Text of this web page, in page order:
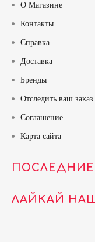
О Магазине
Контакты
Справка
Доставка
Бренды
Отследить ваш заказ
Соглашение
Карта сайта
ЛАЙКАЙ